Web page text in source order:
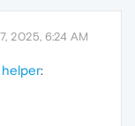
2025, 6:24 AM
helper: